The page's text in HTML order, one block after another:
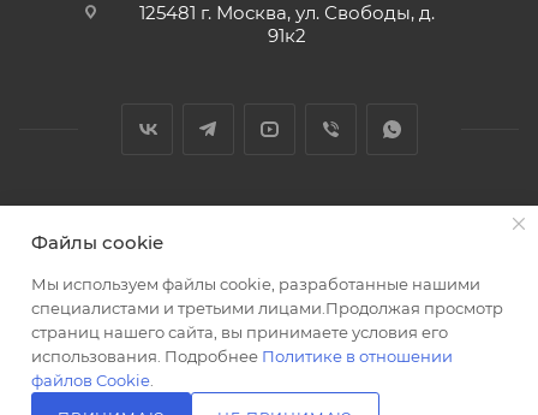
125481 г. Москва, ул. Свободы, д.
91к2
Разработка сайта
Файлы cookie
Мы используем файлы cookie, разработанные нашими
специалистами и третьими лицами.Продолжая просмотр
страниц нашего сайта, вы принимаете условия его
использования. Подробнее Политике в отношении
файлов Cookie